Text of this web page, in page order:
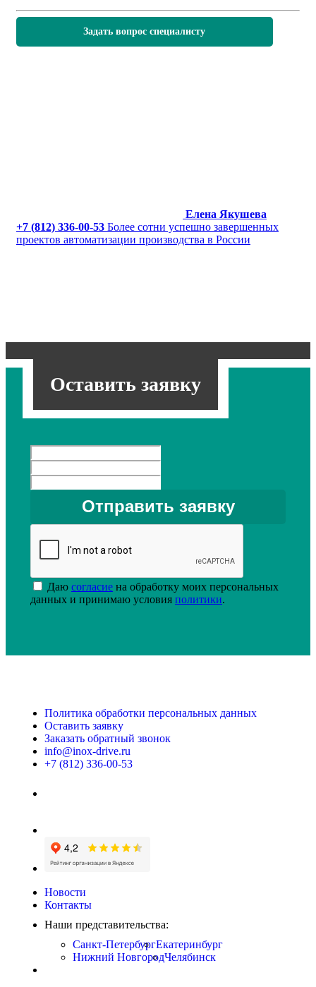
Задать вопрос специалисту
Елена Якушева
+7 (812) 336-00-53 Более сотни успешно завершенных
проектов автоматизации производства в России
Оставить заявку
Даю согласие на обработку моих персональных
данных и принимаю условия политики.
Политика обработки персональных данных
Оставить заявку
Заказать обратный звонок
info@inox-drive.ru
+7 (812) 336-00-53
Новости
Контакты
Наши представительства:
Санкт-ПетербургЕкатеринбург
Нижний НовгородЧелябинск